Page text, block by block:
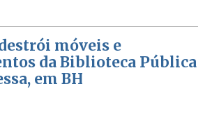
móveis e
da Biblioteca Pública
em BH